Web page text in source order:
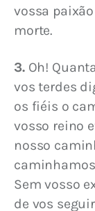
vossa
morte.
3. Oh!
vos terdes
os fiéis o
vosso reino
nosso
Sem vosso
de vos